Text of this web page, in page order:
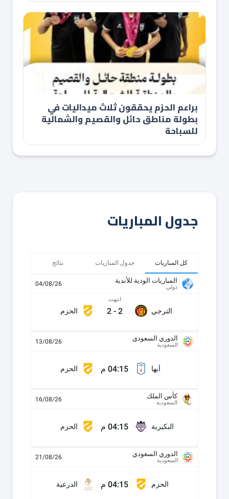
براعم الحزم يحققون ثلاث ميداليات في
بطولة مناطق حائل والقصيم والشمالية
للسباحة
جدول المباريات
كل المباريات جدول المباريات نتائج
المباريات الودية للأندية
دولي 04/08/26
الترجي
انتهت
2
-
2 الحزم
الدوري السعودي
السعودية 13/08/26
أبها 04:15 م الحزم
كأس الملك
السعودية 16/08/26
البكيرية 04:15 م الحزم
الدوري السعودي
السعودية 21/08/26
الحزم 04:15 م الدرعية